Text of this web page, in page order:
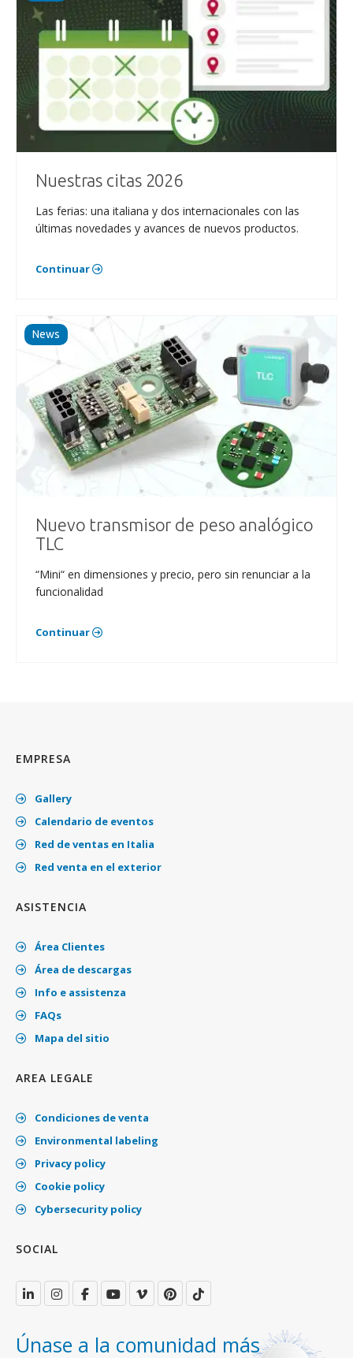
Nuestras citas 2026
Las ferias: una italiana y dos internacionales con las
últimas novedades y avances de nuevos productos.
Continuar
News
Nuevo transmisor de peso analógico
TLC
“Mini“ en dimensiones y precio, pero sin renunciar a la
funcionalidad
Continuar
EMPRESA
Gallery
Calendario de eventos
Red de ventas en Italia
Red venta en el exterior
ASISTENCIA
Área Clientes
Área de descargas
Info e assistenza
FAQs
Mapa del sitio
AREA LEGALE
Condiciones de venta
Environmental labeling
Privacy policy
Cookie policy
Cybersecurity policy
SOCIAL
Únase a la comunidad más